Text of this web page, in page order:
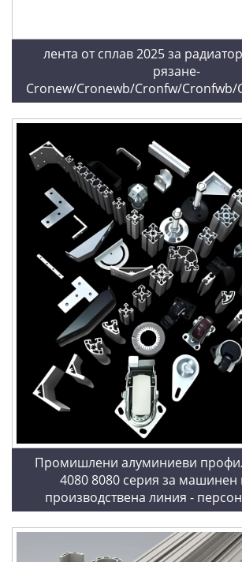
лента от сплав 2025 за
рязане-
Cronew/Cronewb/Cronfw/Cronfwb/
Промишлени алуминиеви
4080 8080 серия за машинен
производствена линия -
изтегляне и OEM